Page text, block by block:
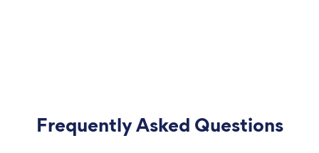
Frequently Asked Questions